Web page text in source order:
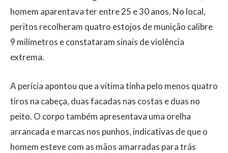
homem aparentava ter entre 25 e 30 anos. No local,
peritos recolheram quatro estojos de munição calibre
9 milímetros e constataram sinais de violência
extrema.
A perícia apontou que a vítima tinha pelo menos quatro
tiros na cabeça, duas facadas nas costas e duas no
peito. O corpo também apresentava uma orelha
arrancada e marcas nos punhos, indicativas de que o
homem esteve com as mãos amarradas para trás